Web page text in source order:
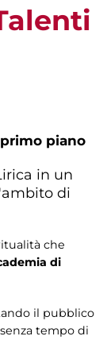
primo piano
in un
di
che
di
il pubblico
tempo di